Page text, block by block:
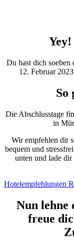
Du hast dich soeben
12. Februar
So
Die Abschlusstage
in
Wir empfehlen dir
bequem und
unten und lade
Hotelempfehlungen
Nun lehne
freue